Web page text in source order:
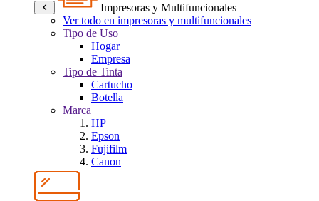
Impresoras y Multifuncionales
Ver todo en impresoras y multifuncionales
Tipo de Uso
Hogar
Empresa
Tipo de Tinta
Cartucho
Botella
Marca
HP
Epson
Fujifilm
Canon